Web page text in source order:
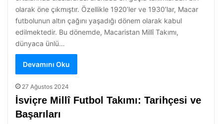
olarak öne çıkmıştır. Özellikle 1920’ler ve 1930’lar, Macar
futbolunun altın çağını yaşadığı dönem olarak kabul
edilmektedir. Bu dönemde, Macaristan Millî Takımı,
dünyaca ünlü…
Devamını Oku
27 Ağustos 2024
İsviçre Millî Futbol Takımı: Tarihçesi ve
Başarıları